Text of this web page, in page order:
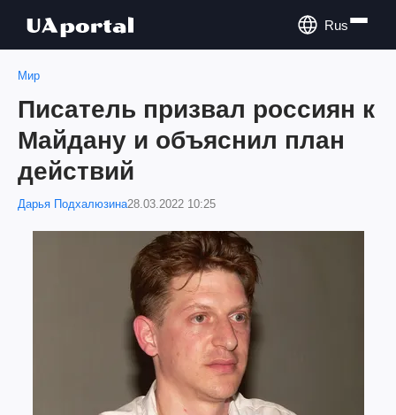
Rus
Мир
Писатель призвал россиян к
Майдану и объяснил план
действий
Дарья Подхалюзина28.03.2022 10:25